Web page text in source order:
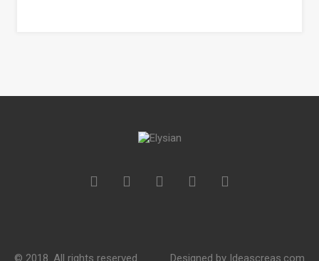
© 2018. All rights reserved. Designed by Ideascreas.com